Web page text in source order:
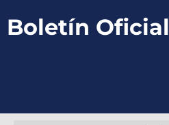
Boletín Oficial